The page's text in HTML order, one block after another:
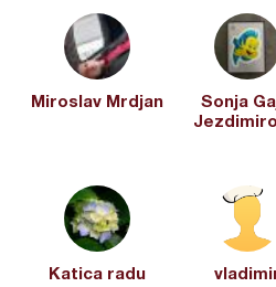
Miroslav Mrdjan
Sonja
Katica radu